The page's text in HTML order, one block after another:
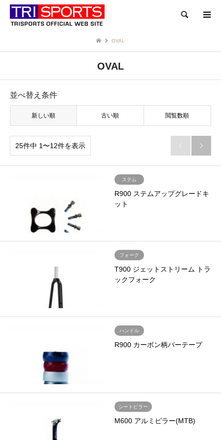
検索
OVAL
OVAL
並べ替え条件
新しい順 古い順 閲覧数順
25件中 1〜12件を表示  
ステム
R900 ステムアップグレードキ
ット
フォーク
T900 ジェットストリーム トラ
ックフォーク
ハンドル
R900 カーボン柄バーテープ
シートピラー
M600 アルミピラー(MTB)